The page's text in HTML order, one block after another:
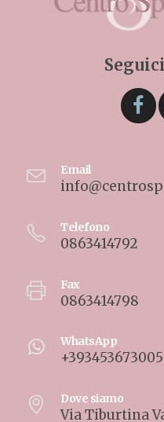
Email
Telefono
0863414792
Fax
0863414798
WhatsApp
+393453673005
Dove siamo
Via Tiburtina